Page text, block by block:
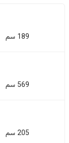
189 سم
569 سم
205 سم